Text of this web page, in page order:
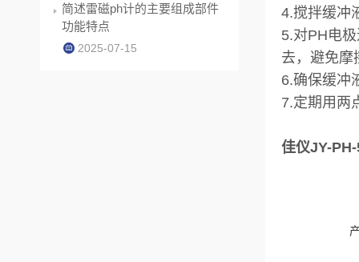
4.搅拌缓冲
5.对PH电
去，避免摩
6.确保缓冲
7.定期用两
佳仪JY-
简述雷磁ph计的主要组成部件
功能特点
2025-07-15